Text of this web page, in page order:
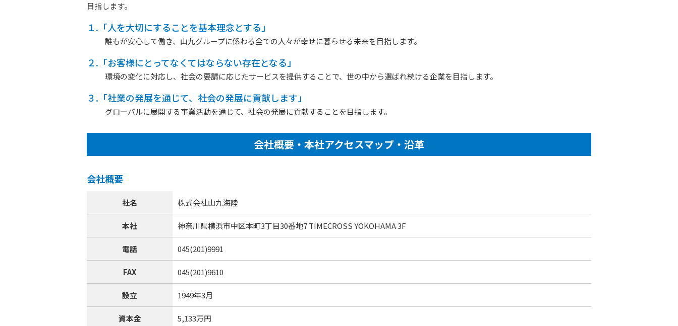
目指します。
１.「人を大切にすることを基本理念とする」
誰もが安心して働き、山九グループに係わる全ての人々が幸せに暮らせる未来を目指します。
２.「お客様にとってなくてはならない存在となる」
環境の変化に対応し、社会の要請に応じたサービスを提供することで、世の中から選ばれ続ける企業を目指します。
３.「社業の発展を通じて、社会の発展に貢献します」
グローバルに展開する事業活動を通じて、社会の発展に貢献することを目指します。
会社概要・本社アクセスマップ・沿革
会社概要
社名 株式会社山九海陸
本社 神奈川県横浜市中区本町3丁目30番地7 TIMECROSS YOKOHAMA 3F
電話 045(201)9991
FAX 045(201)9610
設立 1949年3月
資本金 5,133万円